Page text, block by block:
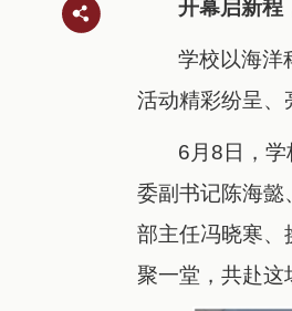
开幕启新程
学校以海洋
活动精彩纷呈、
6月8日，
委副书记陈海懿
部主任冯晓寒、
聚一堂，共赴这